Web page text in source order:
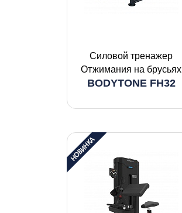
Силовой тренажер
Отжимания на брусьях
BODYTONE FH32